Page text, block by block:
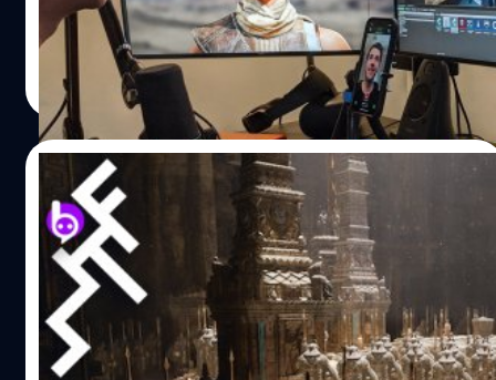
ต้องใช้ใบหน้าของมนุษย์จริง ๆ ที่ติดเต็มไปด้วยจุดขยับเต็ม
ใบหน้า พร้อมกับกล้องอีกเป็น 10 ตัว แต่ตอนนี้ Unreal Engine
กำลังจะทำให้มันง่ายขึ้นไปอีกขึ้นด้วยการใช้เพียงแค่แอปบน
iPhone เท่านั้น! Live Link Face เป็นแอปพลิเคชันที่จะทำงาน
ร่วมกับโปรแกรม Unreal Engine สำหรับการพัฒนาเกม เพื่อ
ให้การทำ Facial Motion หรือการแสดงท่าทางของใบหน้าของ
ตัวละครในเกมมีความสมจริง ซึ่งปกติแล้วจะมีวิธีการทำที่มาก
ตอนเหลือเกิน กว่าจะบรรลุผล โดยแอปนี้จะช่วยทำให้ทุกอย่าง
ง่ายขึ้น (แต่ความแม่นยำอาจจะยังไม่เท่ากับเครื่องมือที่ถูก
สร้างมาใช้งานตรงวัตถุประสงค์จริง) แอปตัวนี้ใช้ประโยชน์จาก
เซนเซอร์แบบ Infrared หรือเซนเซอร์ TrueDepth ที่เราใช้กัน
บน iPhone รุ่นใหม่ ๆ (iPhone X ขึ้นไป) โดยส่วนมากเราจะใช้
งานเพื่อปลดล็อกด้วย FaceID…
ชาคริต ทองสัมฤทธิ์| 2220 days ago
Read More
16/05/2020
งานสร้างหนังและซีรีส์ จะยกระดับไปอีกขั้นด้วย
“Unreal Engine 5”
Tim Sweeney (ทิม สวีนีย์) ผู้ดำรงตำแหน่งซีอีโอของ Epic
Games ได้ออกมาเปิดเผยศักยภาพของเอนจินเกมล่าสุด นั่น
คือ Unreal Engine 5 โดยแสดงฟุตเตจตัวอย่างเกมที่ใช้เอน